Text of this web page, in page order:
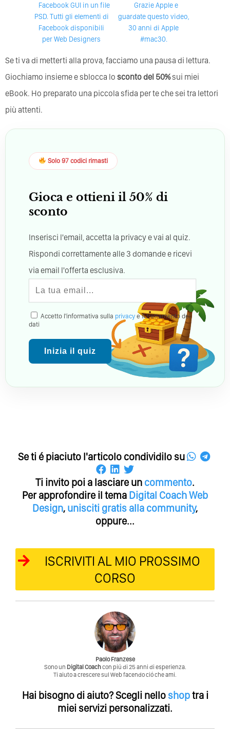
Facebook GUI in un file
PSD. Tutti gli elementi di
Facebook disponibili
per Web Designers
Grazie Apple e
guardate questo video,
30 anni di Apple
#mac30.
Se ti va di metterti alla prova, facciamo una pausa di lettura.
Giochiamo insieme e sblocca lo sconto del 50%sui miei
eBook. Ho preparato una piccola sfida per te che sei tra lettori
più attenti.
Solo 97 codici rimasti
Gioca e ottieni il 50% di
sconto
Inserisci l'email, accetta la privacy e vai al quiz.
Rispondi correttamente alle 3 domande e ricevi
via email l'offerta esclusiva.
Accetto l'informativa sulla privacy e il trattamento dei
dati
Inizia il quiz
Se ti é piaciuto l'articolo condividilo su
Ti invito poi a lasciare un commento.
Per approfondire il tema Digital CoachWeb
Design, unisciti gratis alla community,
oppure...
ISCRIVITI AL MIO PROSSIMO
CORSO
Paolo Franzese
Sono un Digital Coachcon piú di 25 anni di esperienza.
Ti aiuto a crescere sul Web facendo ció che ami.
Hai bisogno di aiuto?Scegli nello shoptra i
miei servizi personalizzati.